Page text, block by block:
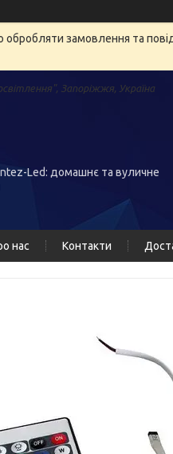
замовлення та
Запоріжжя, Україна
Led: домашнє та вуличне
нас Контакти